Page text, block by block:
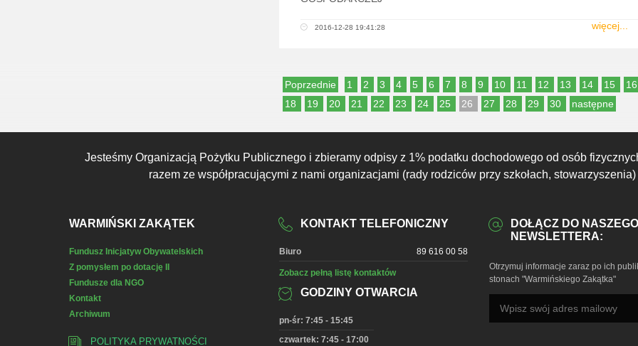
więcej...
2016-12-28 19:41:28
Poprzednie 1 2 3 4 5 6 7 8 9 10 11 12 13 14 15 16
18
19 20 21 22 23 24 25 26 27 28 29 30 następne
Jesteśmy Organizacją Pożytku Publicznego i zbieramy odpisy z 1% podatku dochodowego od osób
razem ze współpracującymi z nami organizacjami (rady rodziców przy szkołach,
WARMIŃSKI ZAKĄTEK
Fundusz Inicjatyw Obywatelskich
Z pomysłem po dotację II
Fundusze dla NGO
Kontakt
Archiwum
POLITYKA PRYWATNOŚCI
KONTAKT TELEFONICZNY
Biuro 89 616 00 58
Zobacz pełną listę kontaktów
GODZINY OTWARCIA
pn-śr: 7:45 - 15:45
czwartek: 7:45 - 17:00
DOŁĄCZ DO NASZEGO
NEWSLETTERA:
Otrzymuj informacje zaraz po ich
stonach "Warmińskiego Zakątka"